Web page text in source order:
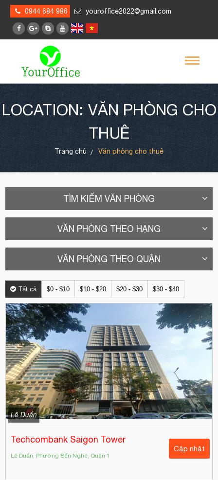
0944 684 986 youroffice2022@gmail.com
LOCATION: VĂN PHÒNG CHO
THUÊ
Trang chủ Văn phòng cho thuê
TÌM KIẾM VĂN PHÒNG
VĂN PHÒNG THEO HẠNG
VĂN PHÒNG THEO QUẬN
Tất cả $0 - $10 $10 - $20 $20 - $30 $30 - $40
Lê Duẩn
Techcombank Saigon Tower
Lê Duẩn, Phường Bến Nghé, Quận 1
Cập nhật